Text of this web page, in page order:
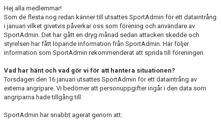
MEDLEMSKAP
KLUBBSHOP
KONTAKT
SPONSORER
Hej alla medlemmar!
Som de flesta nog redan känner till utsattes SportAdmin för ett dataintrång
i januari vilket givetvis påverkar oss som förening och användare av
SportAdmin. Det har gått en dryg månad sedan attacken skedde och
styrelsen har fått löpande information från SportAdmin. Här följer
information som SportAdmin rekommenderat att sprida till föreningen.
Vad har hänt och vad gör vi för att hantera situationen?
Torsdagen den 16 januari utsattes SportAdmin för ett dataintrång av
externa angripare. Vi bedömer att personuppgifter ingår i den data som
angriparna hade tillgång till.
SportAdmin har snabbt agerat genom att: